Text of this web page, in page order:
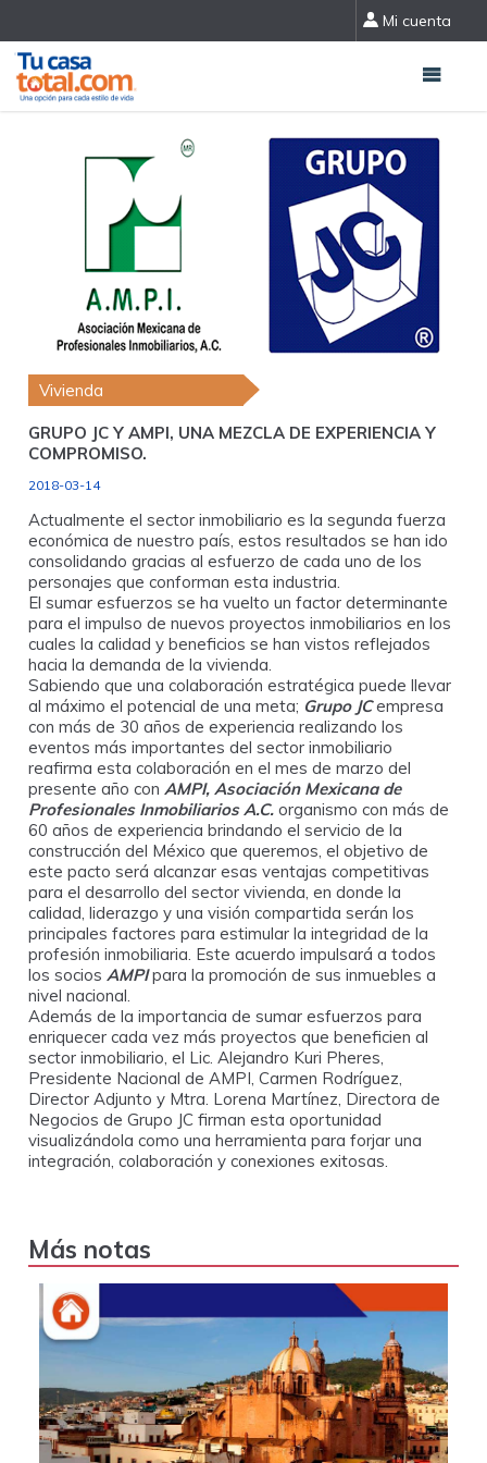
Mi cuenta
Vivienda
GRUPO JC Y AMPI, UNA MEZCLA DE EXPERIENCIA Y
COMPROMISO.
2018-03-14
Actualmente el sector inmobiliario es la segunda fuerza
económica de nuestro país, estos resultados se han ido
consolidando gracias al esfuerzo de cada uno de los
personajes que conforman esta industria.
El sumar esfuerzos se ha vuelto un factor determinante
para el impulso de nuevos proyectos inmobiliarios en los
cuales la calidad y beneficios se han vistos reflejados
hacia la demanda de la vivienda.
Sabiendo que una colaboración estratégica puede llevar
al máximo el potencial de una meta; Grupo JCempresa
con más de 30 años de experiencia realizando los
eventos más importantes del sector inmobiliario
reafirma esta colaboración en el mes de marzo del
presente año conAMPI, Asociación Mexicana de
Profesionales Inmobiliarios A.C. organismo con más de
60 años de experiencia brindando el servicio de la
construcción del México que queremos, el objetivo de
este pacto será alcanzar esas ventajas competitivas
para el desarrollo del sector vivienda, en donde la
calidad, liderazgo y una visión compartida serán los
principales factores para estimular la integridad de la
profesión inmobiliaria. Este acuerdo impulsará a todos
los sociosAMPIpara la promoción de sus inmuebles a
nivel nacional.
Además de la importancia de sumar esfuerzos para
enriquecer cada vez más proyectos que beneficien al
sector inmobiliario, el Lic. Alejandro Kuri Pheres,
Presidente Nacional de AMPI, Carmen Rodríguez,
Director Adjunto y Mtra. Lorena Martínez, Directora de
Negocios de Grupo JC firman esta oportunidad
visualizándola como una herramienta para forjar una
integración, colaboración y conexiones exitosas.
Más notas